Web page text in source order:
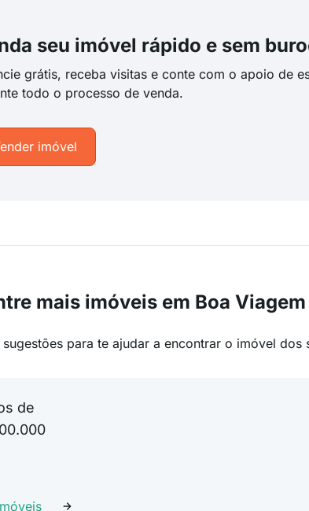
seu imóvel rápido e sem
grátis, receba visitas e conte com o apoio de
todo o processo de venda.
imóvel
mais imóveis em Boa Viagem
sugestões para te ajudar a encontrar o imóvel dos
de